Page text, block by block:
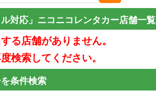
対応」ニコニコレンタカー店舗一覧
る店舗がありません。
検索してください。
条件検索